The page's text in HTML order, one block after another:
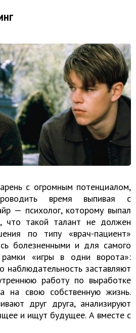
с огромным потенциалом,
время выпивая с
— психолог, которому выпал
что такой талант не должен
по типу «врач-пациент»
болезненными и для самого
«игры в одни ворота»:
наблюдательность заставляют
работу по выработке
на свою собственную жизнь.
друг друга, анализируют
и ищут будущее. А вместе с